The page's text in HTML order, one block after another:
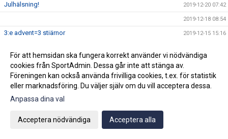
Julhälsning! 2019-12-20 07:42
2019-12-18 08:54
3:e advent=3 stjärnor 2019-12-15 15:16
Wilma Törnqvist klar för ÄFF
Klubbchefen slutar i ÄFF 2019-12-02 09:58
2019-11-26 09:44
Sista veckan för akademin innan vinteruppehåll
Ge bort en sportig dröm!
För att hemsidan ska fungera korrekt använder vi nödvändiga
cookies från SportAdmin. Dessa går inte att stänga av.
Föreningen kan också använda frivilliga cookies, t.ex. för statistik
eller marknadsföring. Du väljer själv om du vill acceptera dessa.
Anpassa dina val
Acceptera nödvändiga Acceptera alla